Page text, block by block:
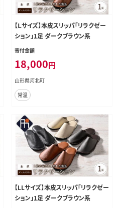
【Ｌサイズ】本皮スリッパ「リラクゼー
ション」1足 ダークブラウン系
寄付金額
18,000円
山形県河北町
常温
【LLサイズ】本皮スリッパ「リラクゼー
ション」1足 ダークブラウン系